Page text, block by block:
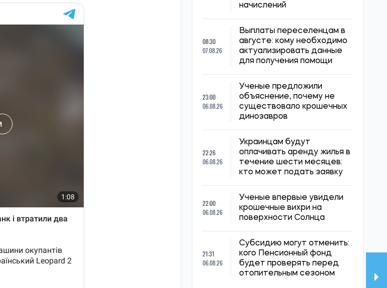
начислений
08:30
07.08.26
Выплаты переселенцам в
августе: кому необходимо
актуализировать данные
для получения помощи
23:00
06.08.26
Ученые предложили
объяснение, почему не
существовало крошечных
динозавров
22:26
06.08.26
Украинцам будут
оплачивать аренду жилья в
течение шести месяцев:
кто может подать заявку
22:00
06.08.26
Ученые впервые увидели
крошечные вихри на
поверхности Солнца
21:31
06.08.26
Субсидию могут отменить:
кого Пенсионный фонд
будет проверять перед
отопительным сезоном